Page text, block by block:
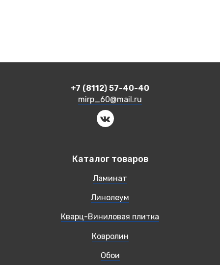
+7 (8112) 57-40-40
mirp_60@mail.ru
Каталог товаров
Ламинат
Линолеум
Кварц-Виниловая плитка
Ковролин
Обои